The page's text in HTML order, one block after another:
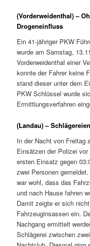
(Vorderweidenthal) –
Drogeneinfluss
Ein 41-jähriger PKW
wurde am Samstag,
Vorderweidenthal einer
konnte der Fahrer keine
stand dieser unter dem
PKW Schlüssel wurde
Ermittlungsverfahren
(Landau) –
In der Nacht von Freitag
Einsätzen der Polizei
ersten Einsatz gegen
zwei Personen
war wohl, dass das
und nach Hause fahren
Damit zeigte er sich
Fahrzeuginsassen ein.
Nachgang ermittelt
Schlägerei zwischen